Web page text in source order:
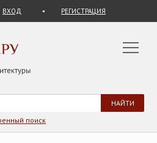
ВХОД РЕГИСТРАЦИЯ
поиск